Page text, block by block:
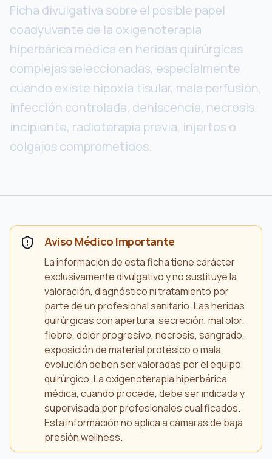
Ficha divulgativa sobre el posible papel
coadyuvante de la oxigenoterapia
hiperbárica médica en heridas quirúrgicas
complejas seleccionadas, especialmente
cuando existe hipoxia tisular, mala perfusión,
infección controlada, dehiscencia, necrosis
incipiente, radioterapia previa, injertos o
colgajos comprometidos.
Aviso Médico Importante
La información de esta ficha tiene carácter
exclusivamente divulgativo y no sustituye la
valoración, diagnóstico ni tratamiento por
parte de un profesional sanitario. Las heridas
quirúrgicas con apertura, secreción, mal olor,
fiebre, dolor progresivo, necrosis, sangrado,
exposición de material protésico o mala
evolución deben ser valoradas por el equipo
quirúrgico. La oxigenoterapia hiperbárica
médica, cuando procede, debe ser indicada y
supervisada por profesionales cualificados.
Esta información no aplica a cámaras de baja
presión wellness.